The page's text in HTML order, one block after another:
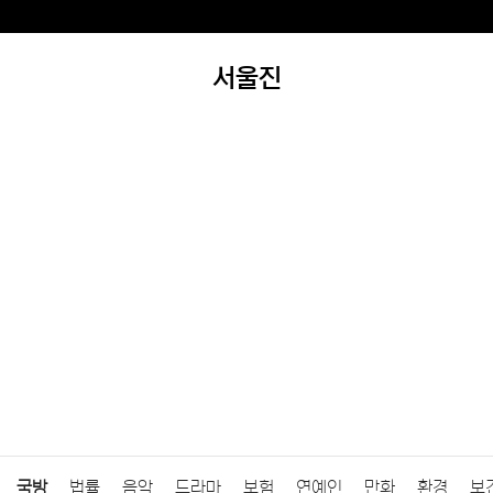
서울진
국방 법률 음악 드라마 보험 연예인 만화 환경 보